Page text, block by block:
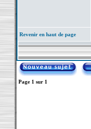
Revenir en haut de page
Page 1 sur 1